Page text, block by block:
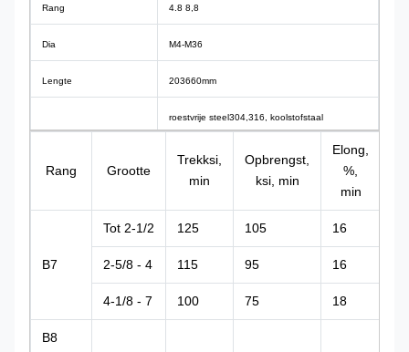
Rang 4.8 8,8
Dia M4-M36
Lengte 203660mm
roestvrije steel304,316, koolstofstaal
40Cr/5140,4140
HDG, het met een laag bedekte, duidelijke,
Verpakkingsdetails
of vanaf uw vereisten
Prijstermijnen
Rang Grootte
Trekksi,
min
Opbrengst,
ksi, min
Elong,
%,
min
B7
Tot 2-1/2 125 105 16
2-5/8 - 4 115 95 16
4-1/8 - 7 100 75 18
B8